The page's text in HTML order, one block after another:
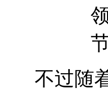
不过随着